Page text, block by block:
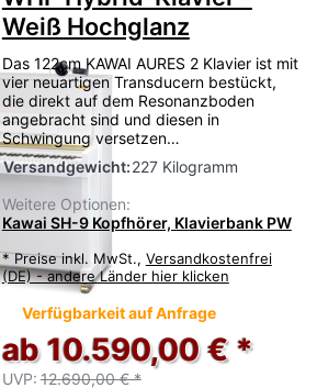
Weiß Hochglanz
Das 122cm KAWAI AURES 2 Klavier ist mit
vier neuartigen Transducern bestückt,
die direkt auf dem Resonanzboden
angebracht sind und diesen in
Schwingung versetzen…
Versandgewicht:227 Kilogramm
Weitere Optionen:
Kawai SH-9 Kopfhörer, Klavierbank PW
* Preise inkl. MwSt., Versandkostenfrei
(DE) - andere Länder hier klicken
Verfügbarkeit auf Anfrage
ab 10.590,00 € *
UVP: 12.690,00 € *